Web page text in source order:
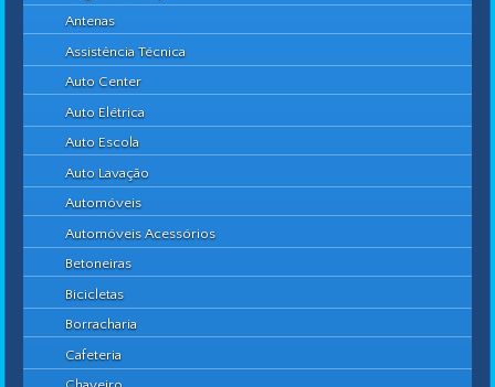
Antenas
Assistência Técnica
Auto Center
Auto Elétrica
Auto Escola
Auto Lavação
Automóveis
Automóveis Acessórios
Betoneiras
Bicicletas
Borracharia
Cafeteria